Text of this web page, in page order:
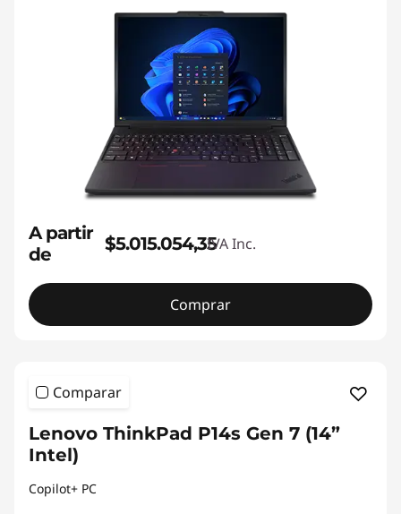
A partir
de
$5.015.054,35IVA Inc.
Comprar
Comparar
Lenovo ThinkPad P14s Gen 7 (14”
Intel)
Copilot+ PC